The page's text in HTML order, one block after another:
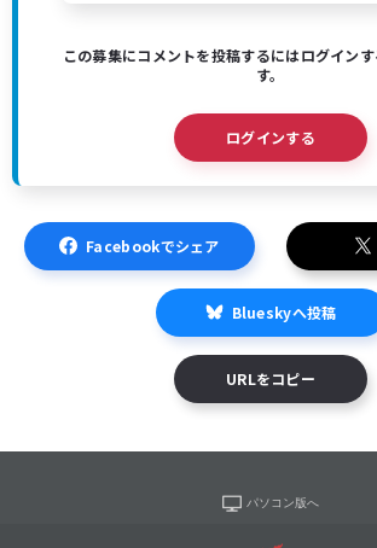
この募集にコメントを投稿するにはログイン
す。
ログインする
Facebookでシェア
Blueskyへ投稿
URLをコピー
パソコン版へ